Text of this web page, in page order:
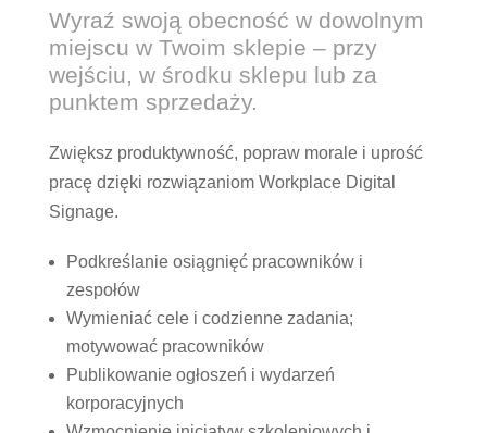
Wyraź swoją obecność w dowolnym
miejscu w Twoim sklepie – przy
wejściu, w środku sklepu lub za
punktem sprzedaży.
Zwiększ produktywność, popraw morale i uprość
pracę dzięki rozwiązaniom Workplace Digital
Signage.
Podkreślanie osiągnięć pracowników i
zespołów
Wymieniać cele i codzienne zadania;
motywować pracowników
Publikowanie ogłoszeń i wydarzeń
korporacyjnych